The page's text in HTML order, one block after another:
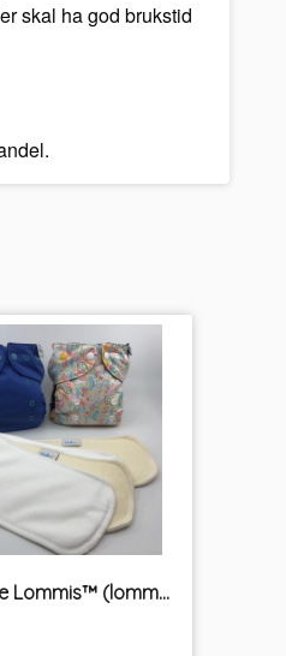
skal ha god brukstid
Startpakke Lommis™ (lommebleie) tøybleier